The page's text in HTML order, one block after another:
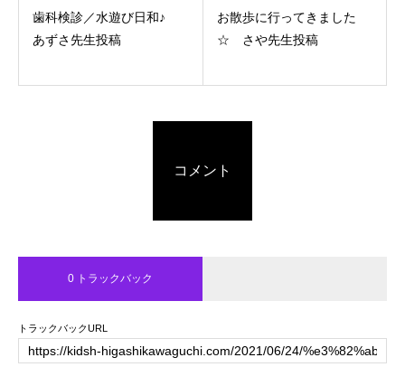
歯科検診／水遊び日和♪
あずさ先生投稿
お散歩に行ってきました
☆ さや先生投稿
コメント
0 トラックバック
トラックバックURL